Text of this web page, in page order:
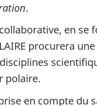
.
en se
procurera
polaire.
en compte du